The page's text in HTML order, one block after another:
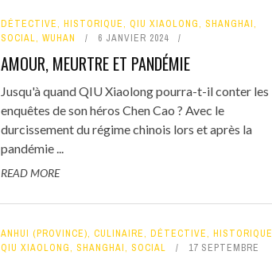
DÉTECTIVE, HISTORIQUE, QIU XIAOLONG, SHANGHAI,
SOCIAL, WUHAN 6 JANVIER 2024
AMOUR, MEURTRE ET PANDÉMIE
Jusqu'à quand QIU Xiaolong pourra-t-il conter les
enquêtes de son héros Chen Cao ? Avec le
durcissement du régime chinois lors et après la
pandémie ...
READ MORE
ANHUI (PROVINCE), CULINAIRE, DÉTECTIVE, HISTORIQUE
QIU XIAOLONG, SHANGHAI, SOCIAL
17 SEPTEMBRE